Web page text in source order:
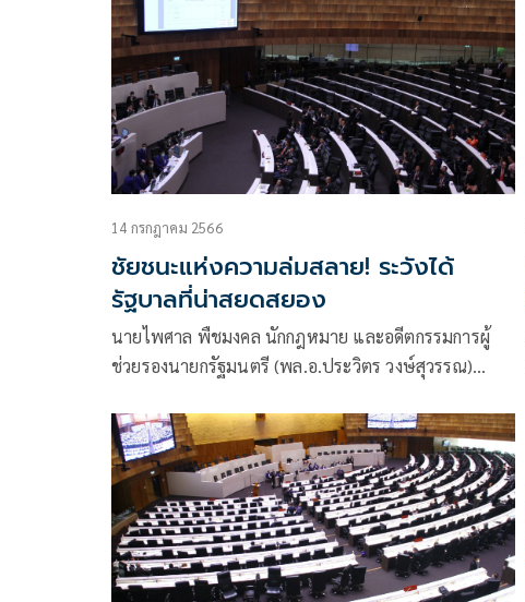
14 กรกฎาคม 2566
ชัยชนะแห่งความล่มสลาย! ระวังได้
รัฐบาลที่น่าสยดสยอง
นายไพศาล พืชมงคล นักกฎหมาย และอดีตกรรมการผู้
ช่วยรองนายกรัฐมนตรี (พล.อ.ประวิตร วงษ์สุวรรณ)